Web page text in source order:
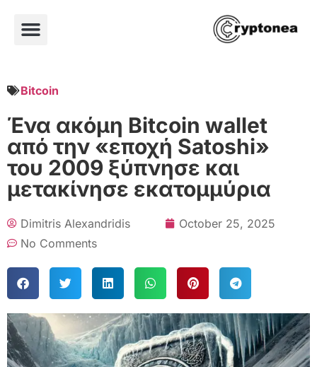
Bitcoin
Ένα ακόμη Bitcoin wallet
από την «εποχή Satoshi»
του 2009 ξύπνησε και
μετακίνησε εκατομμύρια
Dimitris Alexandridis
October 25, 2025
No Comments